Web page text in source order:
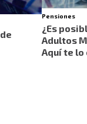
Pensiones
¿Es
Adultos
Aquí te lo